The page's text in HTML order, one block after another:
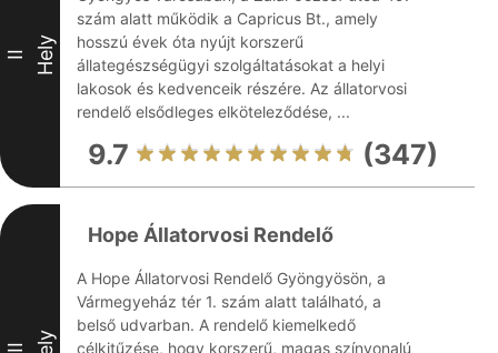
II Hely
szám alatt működik a Capricus Bt., amely
hosszú évek óta nyújt korszerű
állategészségügyi szolgáltatásokat a helyi
lakosok és kedvenceik részére. Az állatorvosi
rendelő elsődleges elköteleződése, ...
9.7 (347)
III
Hope Állatorvosi Rendelő
A Hope Állatorvosi Rendelő Gyöngyösön, a
Vármegyeház tér 1. szám alatt található, a
belső udvarban. A rendelő kiemelkedő
célkitűzése, hogy korszerű, magas színvonalú